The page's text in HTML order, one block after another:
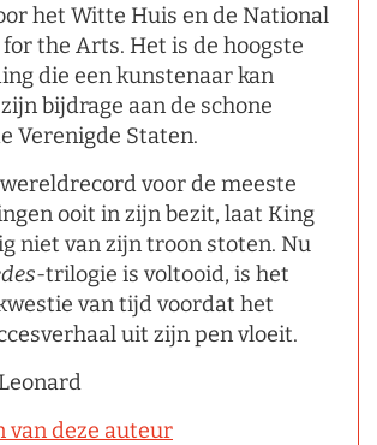
het Witte Huis en de National
the Arts. Het is de hoogste
die een kunstenaar kan
bijdrage aan de schone
Verenigde Staten.
voor de meeste
ooit in zijn bezit, laat King
niet van zijn troon stoten. Nu
­-trilogie is voltooid, is het
van tijd voordat het
uit zijn pen vloeit.
van deze auteur